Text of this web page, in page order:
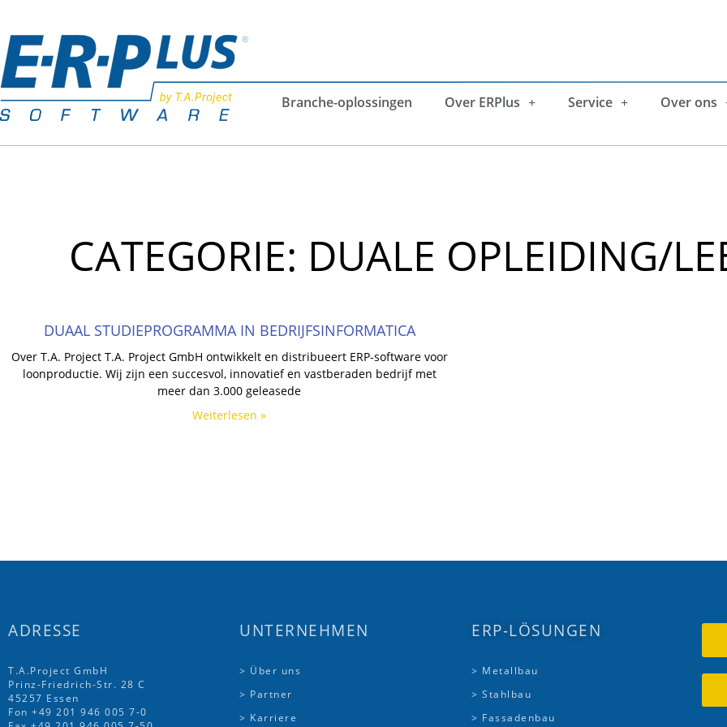
Branche-oplossingen Over ERPlus Service Over ons
CATEGORIE: DUALE OPLEIDING/
DUAAL STUDIEPROGRAMMA IN BEDRIJFSINFORMATICA
Over T.A. Project T.A. Project GmbH ontwikkelt en distribueert ERP-software voor
loonproductie. Wij zijn een succesvol, innovatief en vastberaden bedrijf met
meer dan 3.000 geleasede
Weiterlesen »
ADRESSE
T.A.Project GmbH
Prinz-Friedrich-Str. 28 C
45257 Essen
Fon +49 201 946 005 7-0
UNTERNEHMEN
> Über uns
> Partner
> Karriere
ERP-LÖSUNGEN
> Metallbau
> Stahlbau
> Fassadenbau